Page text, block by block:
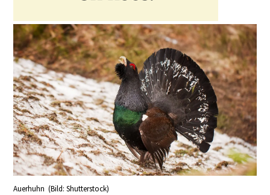
Auerhuhn (Bild: Shutterstock)